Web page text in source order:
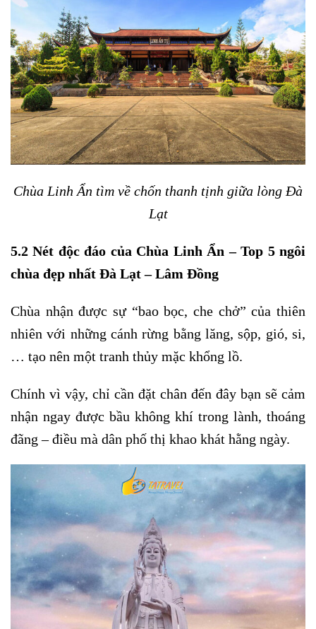
Chùa Linh Ẩn tìm về chốn thanh tịnh giữa lòng Đà
Lạt
5.2 Nét độc đáo của Chùa Linh Ẩn – Top 5 ngôi
chùa đẹp nhất Đà Lạt – Lâm Đồng
Chùa nhận được sự “bao bọc, che chở” của thiên
nhiên với những cánh rừng bằng lăng, sộp, gió, si,
… tạo nên một tranh thủy mặc khổng lồ.
Chính vì vậy, chỉ cần đặt chân đến đây bạn sẽ cảm
nhận ngay được bầu không khí trong lành, thoáng
đãng – điều mà dân phố thị khao khát hằng ngày.